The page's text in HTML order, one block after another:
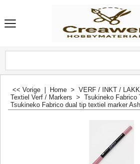
<< Vorige Home > VERF / INKT /
Textiel Verf / Markers > Tsukineko Fabrico
Tsukineko Fabrico dual tip textiel marker